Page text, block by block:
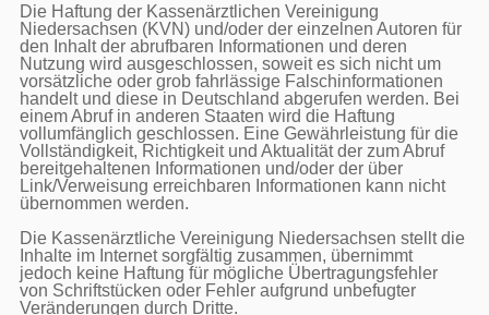
Die Haftung der Kassenärztlichen Vereinigung
Niedersachsen (KVN) und/oder der einzelnen Autoren für
den Inhalt der abrufbaren Informationen und deren
Nutzung wird ausgeschlossen, soweit es sich nicht um
vorsätzliche oder grob fahrlässige Falschinformationen
handelt und diese in Deutschland abgerufen werden. Bei
einem Abruf in anderen Staaten wird die Haftung
vollumfänglich geschlossen. Eine Gewährleistung für die
Vollständigkeit, Richtigkeit und Aktualität der zum Abruf
bereitgehaltenen Informationen und/oder der über
Link/Verweisung erreichbaren Informationen kann nicht
übernommen werden.
Die Kassenärztliche Vereinigung Niedersachsen stellt die
Inhalte im Internet sorgfältig zusammen, übernimmt
jedoch keine Haftung für mögliche Übertragungsfehler
von Schriftstücken oder Fehler aufgrund unbefugter
Veränderungen durch Dritte.